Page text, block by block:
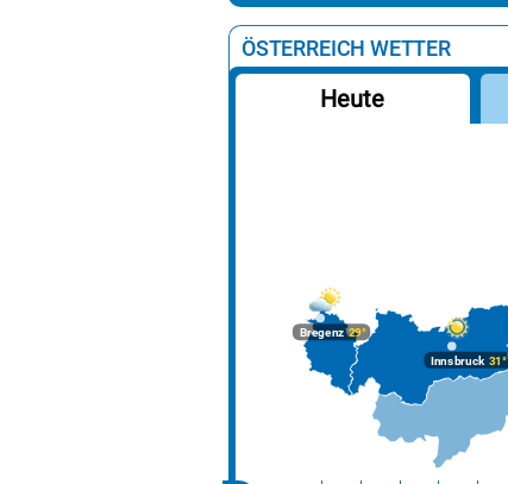
ÖSTERREICH WETTER
Heute
Bregenz29°
Innsbruck31°